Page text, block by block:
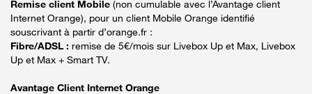
Remise client Mobile (non cumulable avec l’Avantage client
Internet Orange), pour un client Mobile Orange identifié
souscrivant à partir d’orange.fr :
Fibre/ADSL : remise de 5€/mois sur Livebox Up et Max, Livebox
Up et Max + Smart TV.
Avantage Client Internet Orange